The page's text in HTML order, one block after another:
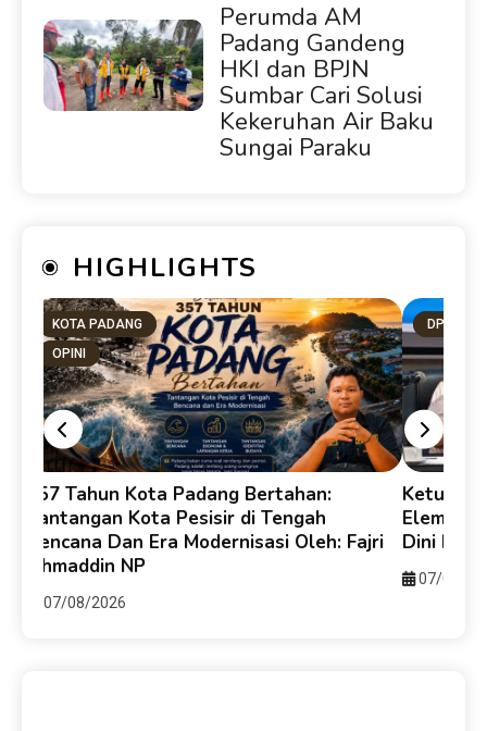
Perumda AM
Padang Gandeng
HKI dan BPJN
Sumbar Cari Solusi
Kekeruhan Air Baku
Sungai Paraku
HIGHLIGHTS
KOTA PADANG
OPINI
357 Tahun Kota Padang Bertahan:
Tantangan Kota Pesisir di Tengah
Bencana Dan Era Modernisasi Oleh: Fajri
Ahmaddin NP
07/08/2026
DPRD
Ketua
Elemen
Dini
07/08/